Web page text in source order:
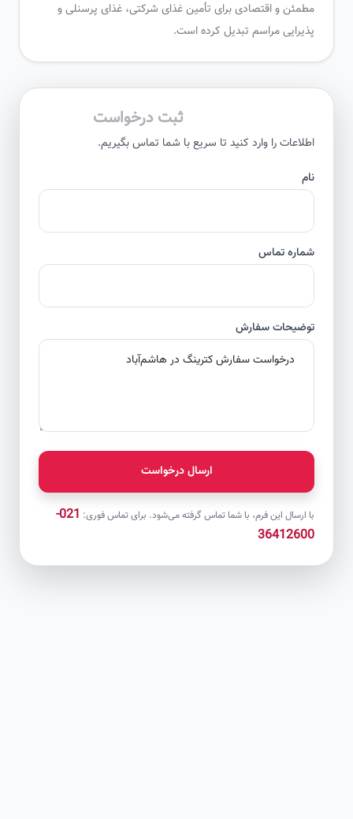
مطمئن و اقتصادی برای تأمین غذای شرکتی، غذای پرسنلی و
پذیرایی مراسم تبدیل کرده است.
ثبت درخواست
اطلاعات را وارد کنید تا سریع با شما تماس بگیریم.
شماره تماس
توضیحات سفارش
ارسال درخواست
با ارسال این فرم، با شما تماس گرفته می‌شود. برای تماس فوری:
021-
36412600